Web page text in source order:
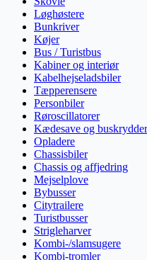
Løghøstere
Bunkriver
Køjer
Bus / Turistbus
Kabiner og interiør
Kabelhejseladsbiler
Tæpperensere
Personbiler
Røroscillatorer
Kædesave og
Opladere
Chassisbiler
Chassis og affjedring
Mejselplove
Bybusser
Citytrailere
Turistbusser
Strigleharver
Kombi-/slamsugere
Kombi-tromler